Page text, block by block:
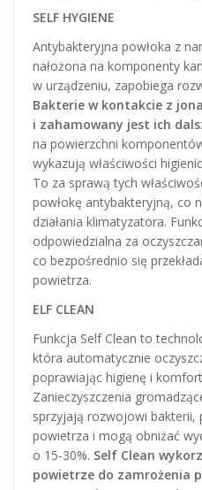
SELF HYGIENE
Antybakteryjna powłoka z
nałożona na komponenty
w urządzeniu, zapobiega
Bakterie w kontakcie z
i zahamowany jest ich
na powierzchni
wykazują właściwości
To za sprawą tych
powłokę antybakteryjną, co
działania klimatyzatora.
odpowiedzialna za
co bezpośrednio się
powietrza.
ELF CLEAN
Funkcja Self Clean to
która automatycznie
poprawiając higienę i
Zanieczyszczenia
sprzyjają rozwojowi bakterii,
powietrza i mogą obniżać
o 15-30%. Self Clean
powietrze do zamrożenia